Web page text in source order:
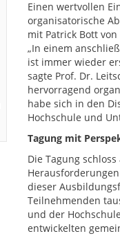
Einen wertvollen
organisatorische
mit Patrick Bott
„In einem
ist immer wieder
sagte Prof. Dr.
hervorragend
habe sich in den
Hochschule und
Tagung mit
Die Tagung
dieser
Teilnehmenden
und der
entwickelten